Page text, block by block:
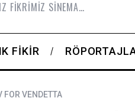
FİKRİMİZ SİNEMA…
FIKIR
FOR VENDETTA